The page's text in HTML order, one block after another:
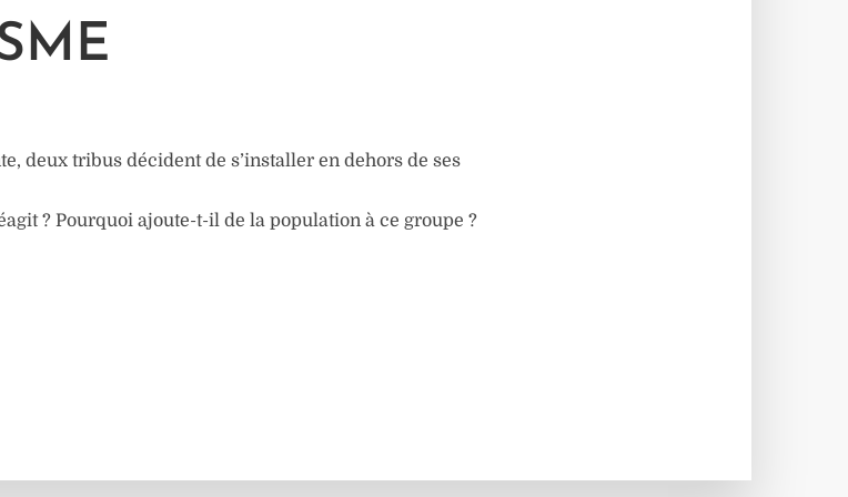
deux tribus décident de s’installer en dehors de ses
? Pourquoi ajoute-t-il de la population à ce groupe ?